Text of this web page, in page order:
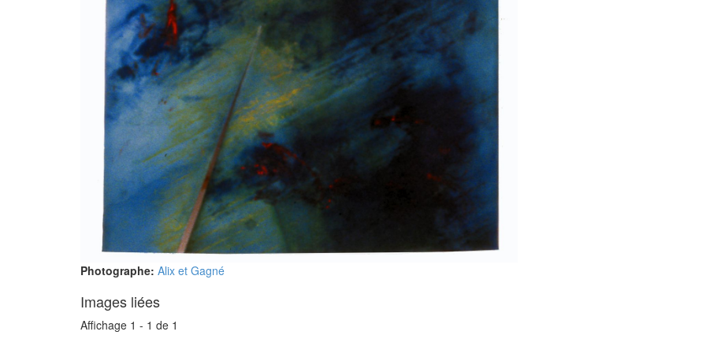
Photographe: Alix et Gagné
Images liées
Affichage 1 - 1 de 1